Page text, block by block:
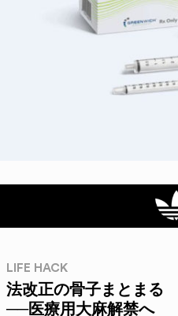
LIFE HACK
法改正の骨子まとまる
──医療用大麻解禁へ